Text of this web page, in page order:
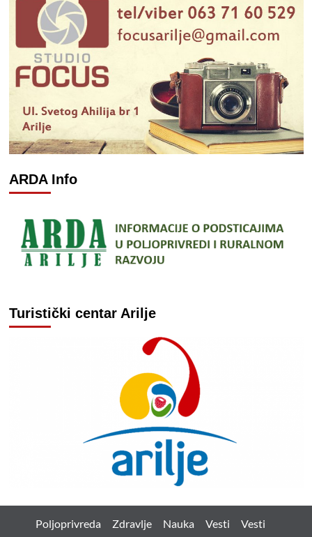
ARDA Info
Turistički centar Arilje
Poljoprivreda Zdravlje Nauka Vesti
Vesti